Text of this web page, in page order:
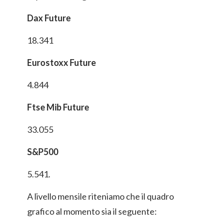
Dax Future
18.341
Eurostoxx Future
4.844
Ftse Mib Future
33.055
S&P500
5.541.
A livello mensile riteniamo che il quadro
grafico al momento sia il seguente: